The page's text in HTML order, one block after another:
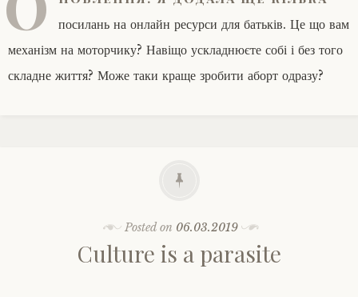
посилань на онлайн ресурси для батьків. Це що вам
механізм на моторчику? Навіщо ускладнюєте собі і без того
складне життя? Може таки краще зробити аборт одразу?
Posted on 06.03.2019
Culture is a parasite